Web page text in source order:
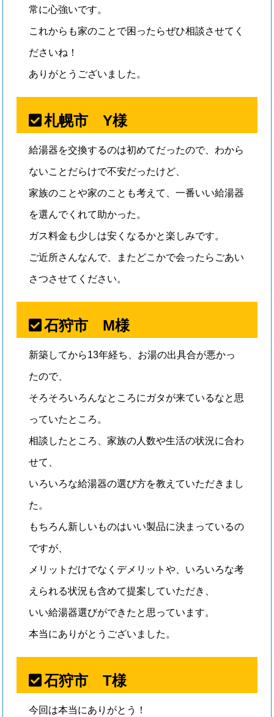
常に心強いです。
これからも家のことで困ったらぜひ相談させてく
ださいね！
ありがとうございました。
札幌市 Y様
給湯器を交換するのは初めてだったので、わから
ないことだらけで不安だったけど、
家族のことや家のことも考えて、一番いい給湯器
を選んでくれて助かった。
ガス料金も少しは安くなるかと楽しみです。
ご近所さんなんで、またどこかで会ったらごあい
さつさせてください。
石狩市 M様
新築してから13年経ち、お湯の出具合が悪かっ
たので、
そろそろいろんなところにガタが来ているなと思
っていたところ。
相談したところ、家族の人数や生活の状況に合わ
せて、
いろいろな給湯器の選び方を教えていただきまし
た。
もちろん新しいものはいい製品に決まっているの
ですが、
メリットだけでなくデメリットや、いろいろな考
えられる状況も含めて提案していただき、
いい給湯器選びができたと思っています。
本当にありがとうございました。
石狩市 T様
今回は本当にありがとう！